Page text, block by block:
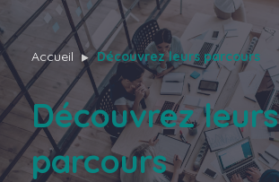
Accueil Découvrez leurs parcours
Découvrez leurs
parcours